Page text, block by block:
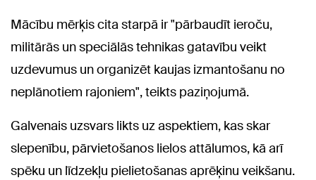
Mācību mērķis cita starpā ir "pārbaudīt ieroču,
militārās un speciālās tehnikas gatavību veikt
uzdevumus un organizēt kaujas izmantošanu no
neplānotiem rajoniem", teikts paziņojumā.
Galvenais uzsvars likts uz aspektiem, kas skar
slepenību, pārvietošanos lielos attālumos, kā arī
spēku un līdzekļu pielietošanas aprēķinu veikšanu.